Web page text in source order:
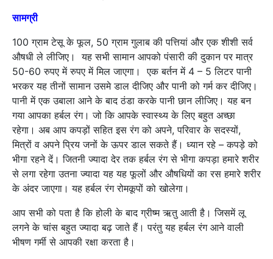
सामग्री
100 ग्राम टेसू के फूल, 50 ग्राम गुलाब की पत्तियां और एक शीशी सर्व
औषधी ले लीजिए। यह सभी सामान आपको पंसारी की दुकान पर मात्र
50-60 रुपए में रुपए में मिल जाएगा। एक बर्तन में 4 – 5 लिटर पानी
भरकर यह तीनों सामान उसमे डाल दीजिए और पानी को गर्म कर दीजिए।
पानी में एक उबाला आने के बाद ठंडा करके पानी छान लीजिए। यह बन
गया आपका हर्बल रंग। जो कि आपके स्वास्थ्य के लिए बहुत अच्छा
रहेगा। अब आप कपड़ों सहित इस रंग को अपने, परिवार के सदस्यों,
मित्रों व अपने प्रिय जनों के ऊपर डाल सकते हैं। ध्यान रहे – कपड़े को
भीगा रहने दें। जितनी ज्यादा देर तक हर्बल रंग से भीगा कपड़ा हमारे शरीर
से लगा रहेगा उतना ज्यादा यह यह फूलों और औषधियों का रस हमारे शरीर
के अंदर जाएगा। यह हर्बल रंग रोमकूपों को खोलेगा।
आप सभी को पता है कि होली के बाद ग्रीष्म ऋतु आती है। जिसमें लू
लगने के चांस बहुत ज्यादा बढ़ जाते हैं। परंतु यह हर्बल रंग आने वाली
भीषण गर्मी से आपकी रक्षा करता है।